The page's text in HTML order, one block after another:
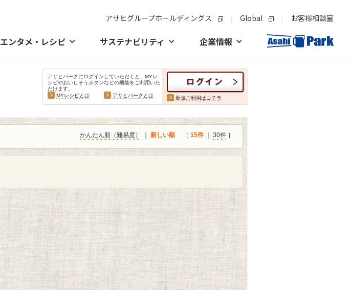
アサヒグループホールディングス Global お客様相談室
エンタメ・レシピ サステナビリティ 企業情報
アサヒパークにログインしていただくと、MYレ
シピやおいしそうボタンなどの機能をご利用いた
だけます。
MYレシピとは
アサヒパークとは 新規ご利用はコチラ
かんたん順（難易度） 新しい順 ［ 15件｜ 30件 ］